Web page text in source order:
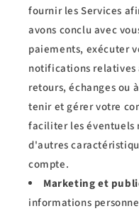
fournir les Services
avons conclu avec
paiements, exécuter
notifications relatives
retours, échanges ou
tenir et gérer votre
faciliter les éventuels
d'autres
compte.
Marketing et
informations